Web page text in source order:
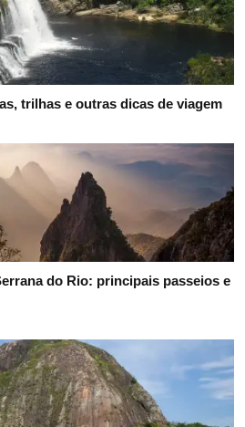
trilhas e outras dicas de viagem
do Rio: principais passeios e